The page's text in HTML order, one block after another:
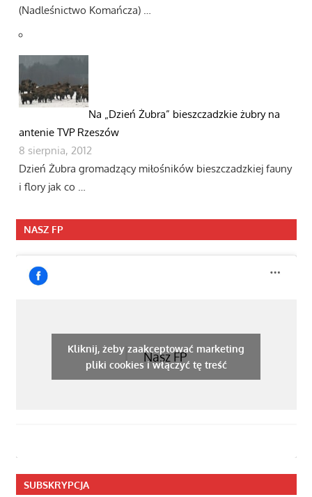
(Nadleśnictwo Komańcza) …
Na „Dzień Żubra” bieszczadzkie żubry na
antenie TVP Rzeszów
8 sierpnia, 2012
Dzień Żubra gromadzący miłośników bieszczadzkiej fauny
i flory jak co …
NASZ FP
Nasz FP
Kliknij, żeby zaakceptować marketing
pliki cookies i włączyć tę treść
SUBSKRYPCJA